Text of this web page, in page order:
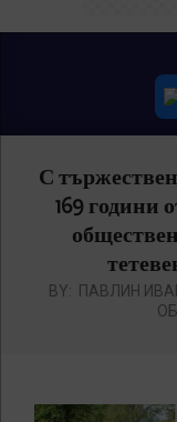
С
169 години
BY: ПАВЛИН